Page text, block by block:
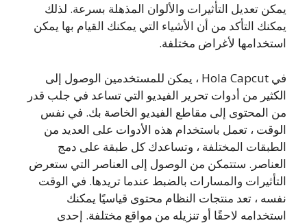
يمكن تعديل التأثيرات والألوان المذهلة بسرعة. لذلك
يمكنك التأكد من أن الأشياء التي يمكنك القيام بها يمكن
استخدامها لأغراض مختلفة.
في Hola Capcut ، يمكن للمستخدمين الوصول إلى
الكثير من أدوات تحرير الفيديو التي تساعد في جلب قدر
من المحتوى إلى مقاطع الفيديو الخاصة بك. في نفس
الوقت ، تعمل باستخدام هذه الأدوات على العديد من
الطبقات المختلفة ، وتساعدك كل طبقة على دمج
العناصر. ستتمكن من الوصول إلى العناصر التي ستعرض
التأثيرات والمسارات بالضبط عندما تريدها. في الوقت
نفسه ، تعد منتجات النظام محتوى قياسيًا يمكنك
استخدامه لاحقًا أو تنزيله من مواقع مختلفة. إحدى